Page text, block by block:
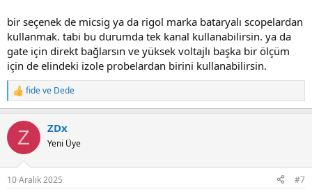
bir seçenek de micsig ya da rigol marka bataryalı scopelardan
kullanmak. tabi bu durumda tek kanal kullanabilirsin. ya da
gate için direkt bağlarsın ve yüksek voltajlı başka bir ölçüm
için de elindeki izole probelardan birini kullanabilirsin.
R
e
c
i
s
fideve Dede
Z ZDx
Yeni Üye
10 Aralık 2025 #7